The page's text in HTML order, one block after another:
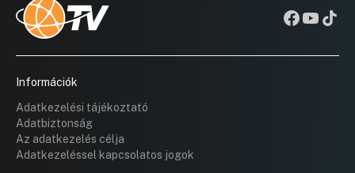
Információk
Adatkezelési tájékoztató
Adatbiztonság
Az adatkezelés célja
Adatkezeléssel kapcsolatos jogok